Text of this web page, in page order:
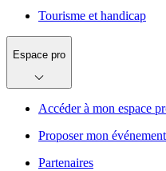
Tourisme et handicap
Espace pro
Accéder à mon espace
Proposer mon événement
Partenaires